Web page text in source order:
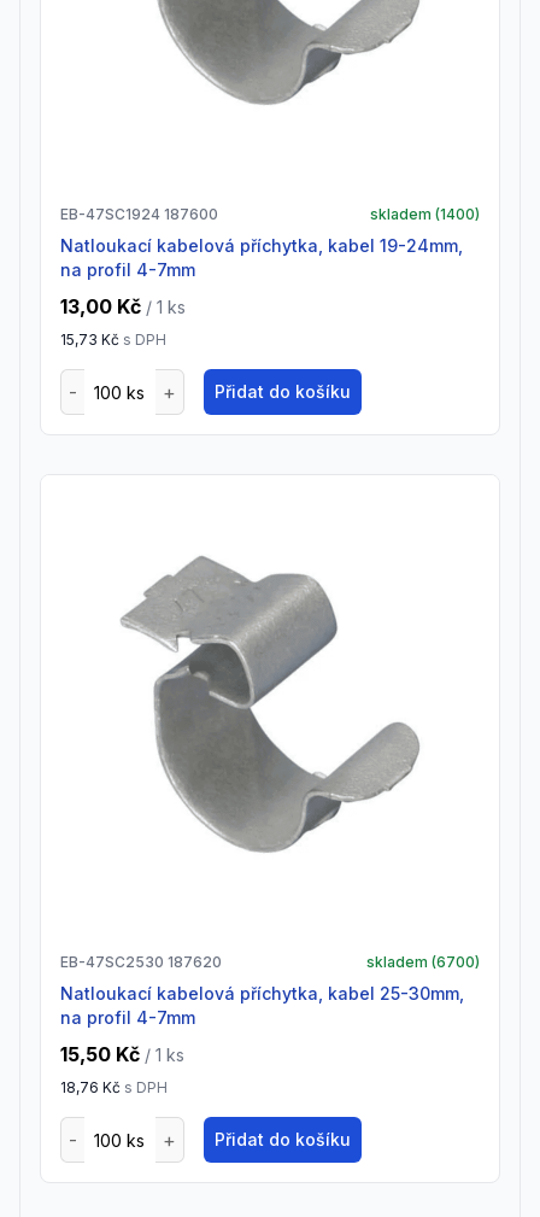
EB-47SC1924 187600 skladem (1400)
natloukací kabelová příchytka, kabel 19-24mm,
na profil 4-7mm
13,00 Kč / 1 ks
15,73 Kč s DPH
Přidat do košíku
EB-47SC2530 187620 skladem (6700)
natloukací kabelová příchytka, kabel 25-30mm,
na profil 4-7mm
15,50 Kč / 1 ks
18,76 Kč s DPH
Přidat do košíku